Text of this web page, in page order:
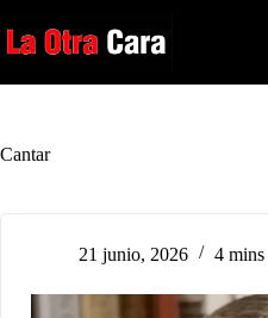
al
contenido
Cantar
21 junio, 2026 4 mins